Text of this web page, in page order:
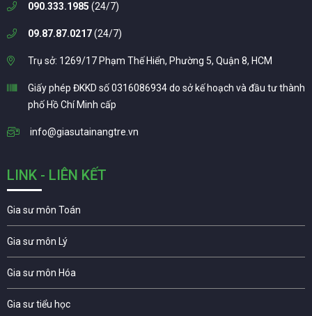
090.333.1985 (24/7)
09.87.87.0217(24/7)
Trụ sở: 1269/17 Phạm Thế Hiển, Phường 5, Quận 8, HCM
Giấy phép ĐKKD số 0316086934 do sở kế hoạch và đầu tư thành
phố Hồ Chí Minh cấp
info@giasutainangtre.vn
LINK - LIÊN KẾT
Gia sư môn Toán
Gia sư môn Lý
Gia sư môn Hóa
Gia sư tiểu học